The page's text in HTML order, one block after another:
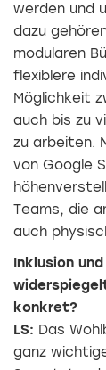
werden und
dazu
modularen
flexiblere
Möglichkeit
auch bis zu
zu arbeiten.
von Google
Teams, die
auch
Inklusion
konkret?
LS: Das
ganz